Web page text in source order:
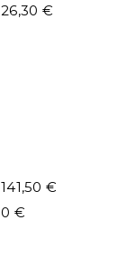
26,30 €
141,50 €
0 €